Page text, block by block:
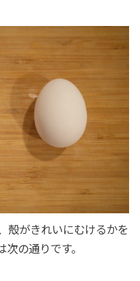
殻がきれいにむけるかを
の通りです。